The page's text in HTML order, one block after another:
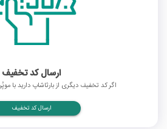
ارسال کد تخفیف
اگر کد تخفیف دیگری از بارثاشاپ دارید با
ارسال کد تخفیف